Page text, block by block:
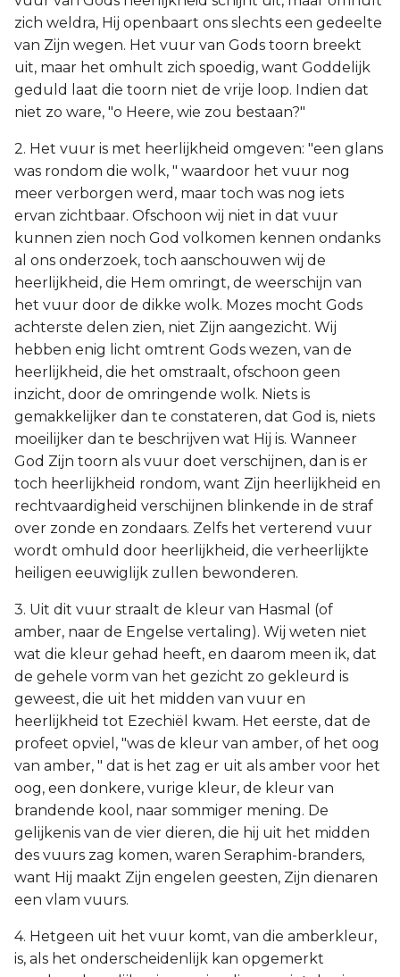
zich weldra, Hij openbaart ons slechts een gedeelte
van Zijn wegen. Het vuur van Gods toorn breekt
uit, maar het omhult zich spoedig, want Goddelijk
geduld laat die toorn niet de vrije loop. Indien dat
niet zo ware, "o Heere, wie zou bestaan?"
2. Het vuur is met heerlijkheid omgeven: "een glans
was rondom die wolk, " waardoor het vuur nog
meer verborgen werd, maar toch was nog iets
ervan zichtbaar. Ofschoon wij niet in dat vuur
kunnen zien noch God volkomen kennen ondanks
al ons onderzoek, toch aanschouwen wij de
heerlijkheid, die Hem omringt, de weerschijn van
het vuur door de dikke wolk. Mozes mocht Gods
achterste delen zien, niet Zijn aangezicht. Wij
hebben enig licht omtrent Gods wezen, van de
heerlijkheid, die het omstraalt, ofschoon geen
inzicht, door de omringende wolk. Niets is
gemakkelijker dan te constateren, dat God is, niets
moeilijker dan te beschrijven wat Hij is. Wanneer
God Zijn toorn als vuur doet verschijnen, dan is er
toch heerlijkheid rondom, want Zijn heerlijkheid en
rechtvaardigheid verschijnen blinkende in de straf
over zonde en zondaars. Zelfs het verterend vuur
wordt omhuld door heerlijkheid, die verheerlijkte
heiligen eeuwiglijk zullen bewonderen.
3. Uit dit vuur straalt de kleur van Hasmal (of
amber, naar de Engelse vertaling). Wij weten niet
wat die kleur gehad heeft, en daarom meen ik, dat
de gehele vorm van het gezicht zo gekleurd is
geweest, die uit het midden van vuur en
heerlijkheid tot Ezechiël kwam. Het eerste, dat de
profeet opviel, "was de kleur van amber, of het oog
van amber, " dat is het zag er uit als amber voor het
oog, een donkere, vurige kleur, de kleur van
brandende kool, naar sommiger mening. De
gelijkenis van de vier dieren, die hij uit het midden
des vuurs zag komen, waren Seraphim-branders,
want Hij maakt Zijn engelen geesten, Zijn dienaren
een vlam vuurs.
4. Hetgeen uit het vuur komt, van die amberkleur,
is, als het onderscheidenlijk kan opgemerkt